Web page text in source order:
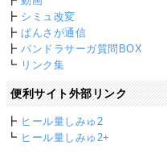
┣ シミュ改変
┣ぱんさが通信
┣パンドラサーガ質問BOX
┗ リンク集
便利サイト外部リンク
┣ ヒール量しみゅ2
┗ ヒール量しみゅ2+